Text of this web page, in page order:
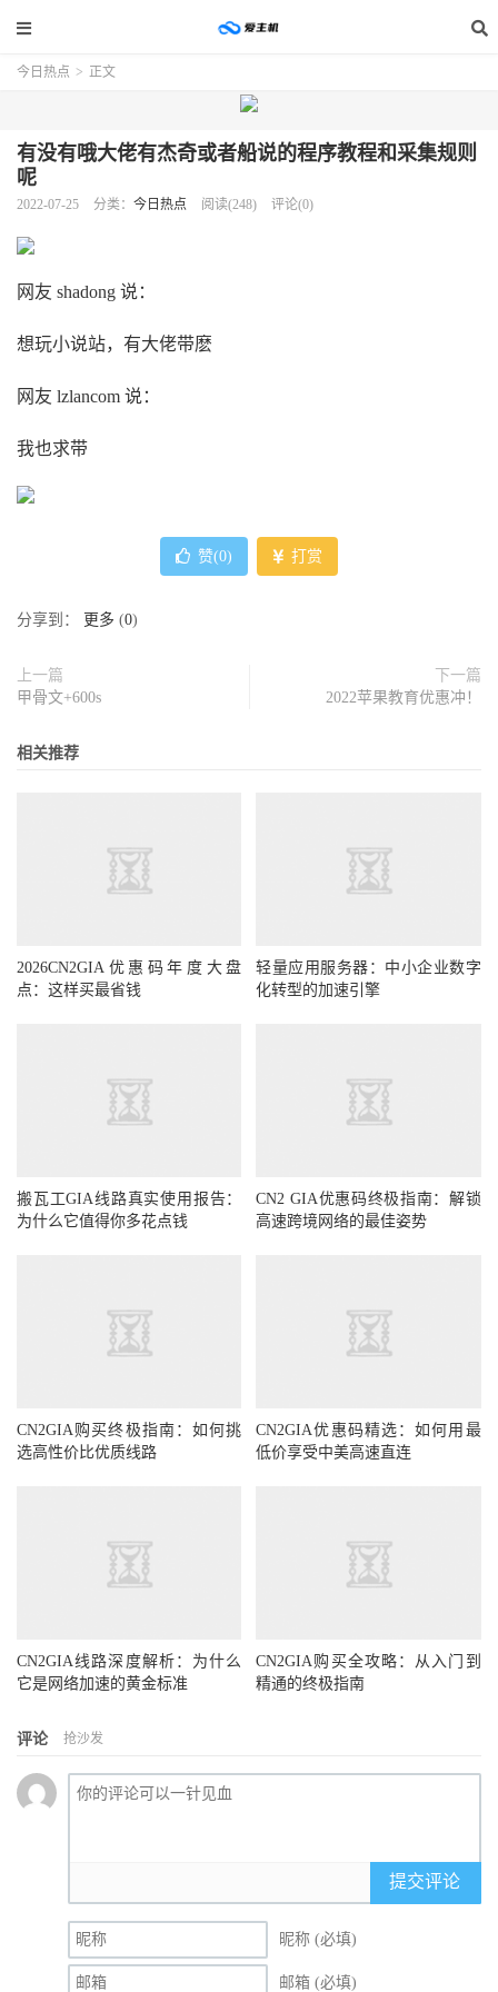
今日热点 > 正文
有没有哦大佬有杰奇或者船说的程序教程和采集规则
呢
2022-07-25 分类： 今日热点 阅读(248) 评论(0)
网友 shadong 说：
想玩小说站，有大佬带麽
网友 lzlancom 说：
我也求带
赞(0) 打赏
分享到： 更多 (0)
上一篇
甲骨文+600s
下一篇
2022苹果教育优惠冲！
相关推荐
2026CN2GIA优惠码年度大盘
点：这样买最省钱
轻量应用服务器：中小企业数字
化转型的加速引擎
搬瓦工GIA线路真实使用报告：
为什么它值得你多花点钱
CN2 GIA优惠码终极指南：解锁
高速跨境网络的最佳姿势
CN2GIA购买终极指南：如何挑
选高性价比优质线路
CN2GIA优惠码精选：如何用最
低价享受中美高速直连
CN2GIA线路深度解析：为什么
它是网络加速的黄金标准
CN2GIA购买全攻略：从入门到
精通的终极指南
评论 抢沙发
提交评论
昵称 (必填)
邮箱 (必填)